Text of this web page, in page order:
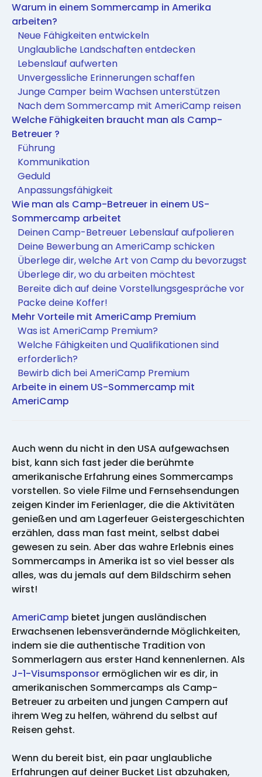
Warum in einem Sommercamp in Amerika
arbeiten?
Neue Fähigkeiten entwickeln
Unglaubliche Landschaften entdecken
Lebenslauf aufwerten
Unvergessliche Erinnerungen schaffen
Junge Camper beim Wachsen unterstützen
Nach dem Sommercamp mit AmeriCamp reisen
Welche Fähigkeiten braucht man als Camp-
Betreuer ?
Führung
Kommunikation
Geduld
Anpassungsfähigkeit
Wie man als Camp-Betreuer in einem US-
Sommercamp arbeitet
Deinen Camp-Betreuer Lebenslauf aufpolieren
Deine Bewerbung an AmeriCamp schicken
Überlege dir, welche Art von Camp du bevorzugst
Überlege dir, wo du arbeiten möchtest
Bereite dich auf deine Vorstellungsgespräche vor
Packe deine Koffer!
Mehr Vorteile mit AmeriCamp Premium
Was ist AmeriCamp Premium?
Welche Fähigkeiten und Qualifikationen sind
erforderlich?
Bewirb dich bei AmeriCamp Premium
Arbeite in einem US-Sommercamp mit
AmeriCamp
Auch wenn du nicht in den USA aufgewachsen
bist, kann sich fast jeder die berühmte
amerikanische Erfahrung eines Sommercamps
vorstellen. So viele Filme und Fernsehsendungen
zeigen Kinder im Ferienlager, die die Aktivitäten
genießen und am Lagerfeuer Geistergeschichten
erzählen, dass man fast meint, selbst dabei
gewesen zu sein. Aber das wahre Erlebnis eines
Sommercamps in Amerika ist so viel besser als
alles, was du jemals auf dem Bildschirm sehen
wirst!
AmeriCamp bietet jungen ausländischen
Erwachsenen lebensverändernde Möglichkeiten,
indem sie die authentische Tradition von
Sommerlagern aus erster Hand kennenlernen. Als
J-1-Visumsponsor ermöglichen wir es dir, in
amerikanischen Sommercamps als Camp-
Betreuer zu arbeiten und jungen Campern auf
ihrem Weg zu helfen, während du selbst auf
Reisen gehst.
Wenn du bereit bist, ein paar unglaubliche
Erfahrungen auf deiner Bucket List abzuhaken,